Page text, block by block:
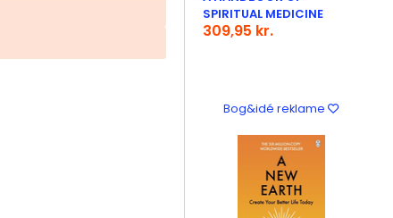
SPIRITUAL MEDICINE
309,95 kr.
Bog&idé reklame